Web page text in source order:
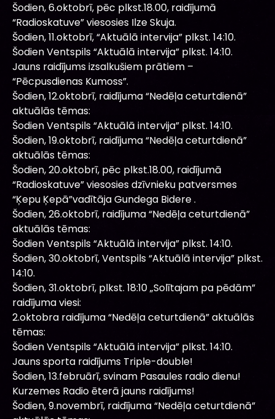
Šodien, 6.oktobrī, pēc plkst.18.00, raidījumā
“Radioskatuve” viesosies Ilze Skuja.
Šodien, 11.oktobrī, “Aktuālā intervija” plkst. 14:10.
Šodien Ventspils “Aktuālā intervija” plkst. 14:10.
Jauns raidījums izsalkušiem prātiem –
“Pēcpusdienas Kumoss”.
Šodien, 12.oktobrī, raidījuma “Nedēļa ceturtdienā”
aktuālās tēmas:
Šodien Ventspils “Aktuālā intervija” plkst. 14:10.
Šodien, 19.oktobrī, raidījuma “Nedēļa ceturtdienā”
aktuālās tēmas:
Šodien, 20.oktobrī, pēc plkst.18.00, raidījumā
“Radioskatuve” viesosies dzīvnieku patversmes
“Ķepu Ķepā”vadītāja Gundega Bidere .
Šodien, 26.oktobrī, raidījuma “Nedēļa ceturtdienā”
aktuālās tēmas:
Šodien Ventspils “Aktuālā intervija” plkst. 14:10.
Šodien, 30.oktobrī, Ventspils “Aktuālā intervija” plkst.
14:10.
Šodien, 31.oktobrī, plkst. 18:10 „Solītajam pa pēdām”
raidījuma viesi:
2.oktobra raidījuma “Nedēļa ceturtdienā” aktuālās
tēmas:
Šodien Ventspils “Aktuālā intervija” plkst. 14:10.
Jauns sporta raidījums Triple-double!
Šodien, 13.februārī, svinam Pasaules radio dienu!
Kurzemes Radio ēterā jauns raidījums!
Šodien, 9.novembrī, raidījuma “Nedēļa ceturtdienā”